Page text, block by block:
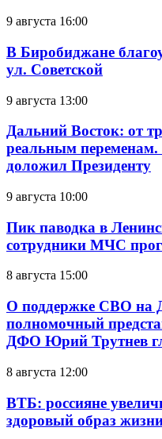
9 августа 16:00
В Биробиджане
ул. Советской
9 августа 13:00
Дальний Восток: от
реальным
доложил Президенту
9 августа 10:00
Пик паводка в
сотрудники МЧС
8 августа 15:00
О поддержке СВО на
полномочный
ДФО Юрий Трутнев
8 августа 12:00
ВТБ: россияне
здоровый образ